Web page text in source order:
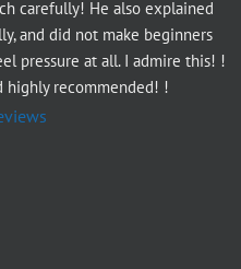
carefully! He also explained
and did not make beginners
pressure at all. I admire this! !
highly recommended! !